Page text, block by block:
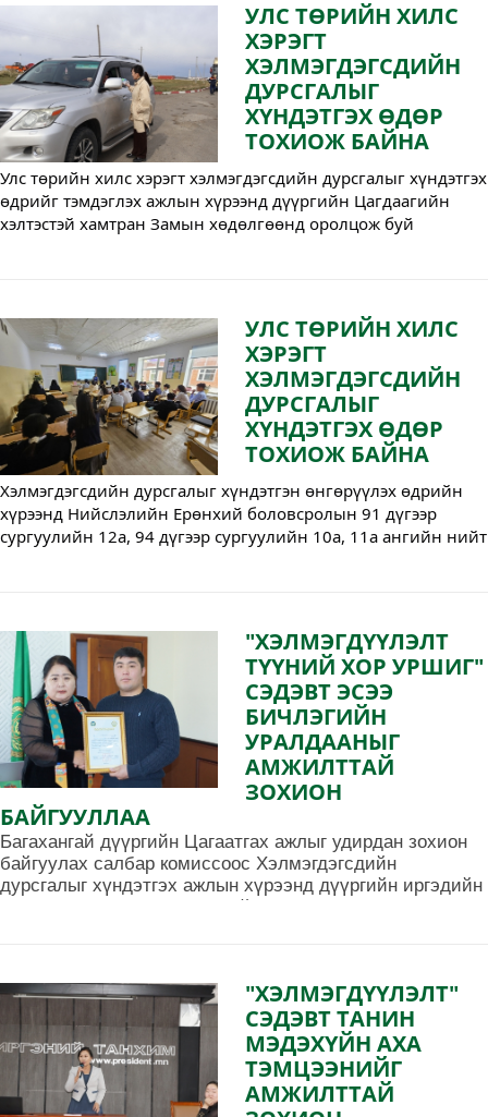
УЛС ТӨРИЙН ХИЛС
ХЭРЭГТ
ХЭЛМЭГДЭГСДИЙН
ДУРСГАЛЫГ
ХҮНДЭТГЭХ ӨДӨР
ТОХИОЖ БАЙНА
Улс төрийн хилс хэрэгт хэлмэгдэгсдийн дурсгалыг хүндэтгэх
өдрийг тэмдэглэх ажлын хүрээнд дүүргийн Цагдаагийн
хэлтэстэй хамтран Замын хөдөлгөөнд оролцож буй
УЛС ТӨРИЙН ХИЛС
ХЭРЭГТ
ХЭЛМЭГДЭГСДИЙН
ДУРСГАЛЫГ
ХҮНДЭТГЭХ ӨДӨР
ТОХИОЖ БАЙНА
Хэлмэгдэгсдийн дурсгалыг хүндэтгэн өнгөрүүлэх өдрийн
хүрээнд Нийслэлийн Ерөнхий боловсролын 91 дүгээр
сургуулийн 12а, 94 дүгээр сургуулийн 10а, 11а ангийн нийт
"ХЭЛМЭГДҮҮЛЭЛТ
ТҮҮНИЙ ХОР УРШИГ"
СЭДЭВТ ЭСЭЭ
БИЧЛЭГИЙН
УРАЛДААНЫГ
АМЖИЛТТАЙ
ЗОХИОН
БАЙГУУЛЛАА
Багахангай дүүргийн Цагаатгах ажлыг удирдан зохион
байгуулах салбар комиссоос Хэлмэгдэгсдийн
дурсгалыг хүндэтгэх ажлын хүрээнд дүүргийн иргэдийн
дунд "Хэлмэгдүүлэлт түүний хор уршиг" сэдэвт эсээ
"ХЭЛМЭГДҮҮЛЭЛТ"
СЭДЭВТ ТАНИН
МЭДЭХҮЙН АХА
ТЭМЦЭЭНИЙГ
АМЖИЛТТАЙ